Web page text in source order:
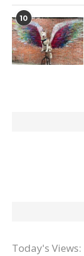
10
Today's Views: